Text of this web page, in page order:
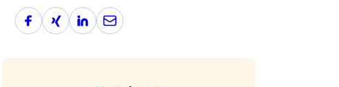
F
a
X
i
L
i
E
-